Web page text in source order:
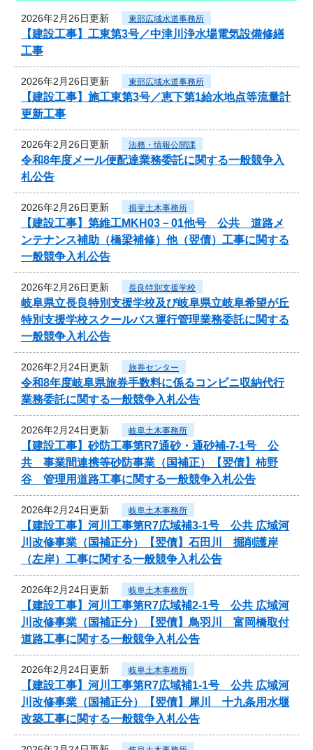
2026年2月26日更新 東部広域水道事務所
【建設工事】工東第3号／中津川浄水場電気設備修繕
工事
2026年2月26日更新 東部広域水道事務所
【建設工事】施工東第3号／恵下第1給水地点等流量計
更新工事
2026年2月26日更新 法務・情報公開課
令和8年度メール便配達業務委託に関する一般競争入
札公告
2026年2月26日更新 揖斐土木事務所
【建設工事】第維工MKH03－01他号 公共 道路メ
ンテナンス補助（橋梁補修）他（翌債）工事に関する
一般競争入札公告
2026年2月26日更新 長良特別支援学校
岐阜県立長良特別支援学校及び岐阜県立岐阜希望が丘
特別支援学校スクールバス運行管理業務委託に関する
一般競争入札公告
2026年2月24日更新 旅券センター
令和8年度岐阜県旅券手数料に係るコンビニ収納代行
業務委託に関する一般競争入札公告
2026年2月24日更新 岐阜土木事務所
【建設工事】砂防工事第R7通砂・通砂補-7-1号 公
共 事業間連携等砂防事業（国補正）【翌債】柿野
谷 管理用道路工事に関する一般競争入札公告
2026年2月24日更新 岐阜土木事務所
【建設工事】河川工事第R7広域補3-1号 公共 広域河
川改修事業（国補正分）【翌債】石田川 掘削護岸
（左岸）工事に関する一般競争入札公告
2026年2月24日更新 岐阜土木事務所
【建設工事】河川工事第R7広域補2-1号 公共 広域河
川改修事業（国補正分）【翌債】鳥羽川 富岡橋取付
道路工事に関する一般競争入札公告
2026年2月24日更新 岐阜土木事務所
【建設工事】河川工事第R7広域補1-1号 公共 広域河
川改修事業（国補正分）【翌債】犀川 十九条用水堰
改築工事に関する一般競争入札公告